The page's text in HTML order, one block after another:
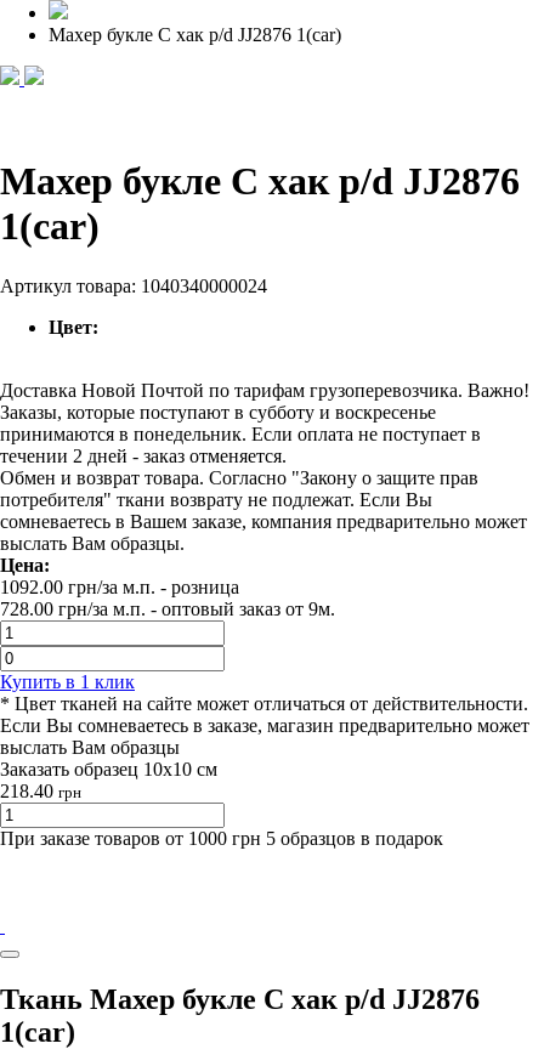
Махер букле С хак p/d JJ2876 1(car)
Махер букле С хак p/d JJ2876
1(car)
Артикул товара: 1040340000024
Цвет:
Доставка Новой Почтой по тарифам грузоперевозчика. Важно!
Заказы, которые поступают в субботу и воскресенье
принимаются в понедельник. Если оплата не поступает в
течении 2 дней - заказ отменяется.
Обмен и возврат товара. Согласно "Закону о защите прав
потребителя" ткани возврату не подлежат. Если Вы
сомневаетесь в Вашем заказе, компания предварительно может
выслать Вам образцы.
Цена:
1092.00 грн/за м.п. - розница
728.00 грн/за м.п. - оптовый заказ от 9м.
Купить в 1 клик
* Цвет тканей на сайте может отличаться от действительности.
Если Вы сомневаетесь в заказе, магазин предварительно может
выслать Вам образцы
Заказать образец 10х10 см
218.40 грн
При заказе товаров от 1000 грн 5 образцов в подарок
Ткань Махер букле С хак p/d JJ2876
1(car)